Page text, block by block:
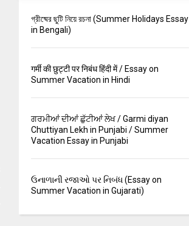
গ্রীষ্মের ছুটি নিয়ে রচনা (Summer Holidays Essay
in Bengali)
गर्मी की छुट्टी पर निबंध हिंदी में / Essay on
Summer Vacation in Hindi
ਗਰਮੀਆਂ ਦੀਆਂ ਛੁੱਟੀਆਂ ਲੇਖ / Garmi diyan
Chuttiyan Lekh in Punjabi / Summer
Vacation Essay in Punjabi
ઉનાળાની રજાઓ પર નિબંધ (Essay on
Summer Vacation in Gujarati)